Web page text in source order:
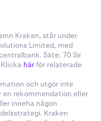
Kraken, står under
Limited, med
Säte: 70 Sir
Klicka härför relaterade
och utgör inte
en rekommendation eller
inneha någon
Kraken